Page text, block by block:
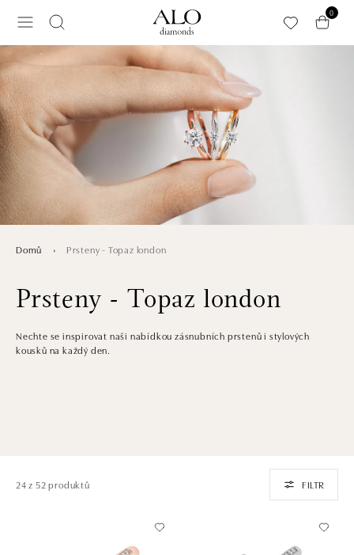
0
Domů Prsteny - Topaz london
Prsteny - Topaz london
Nechte se inspirovat naši nabídkou zásnubních prstenů i stylových
kousků na každý den.
24 z 52 produktů FILTR